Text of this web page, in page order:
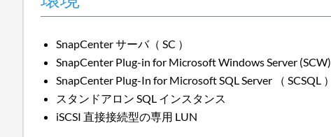
SnapCenter サーバ（ SC ）
SnapCenter Plug-in for Microsoft Windows Server (SCW)
SnapCenter Plug-In for Microsoft SQL Server （ SCSQL ）
スタンドアロン SQL インスタンス
iSCSI 直接接続型の専用 LUN